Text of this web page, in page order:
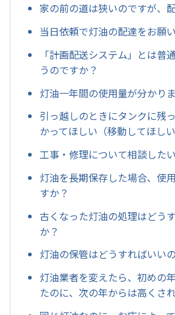
家の前の道は狭いのですが、
当日依頼で灯油の配達をお願
「計画配送システム」とは普
うのですか？
灯油一年間の使用量が分かり
引っ越しのときにタンクに残
かってほしい（移動してほしい
工事・修理について相談したい
灯油を長期保存した場合、使
すか？
古くなった灯油の処理はどう
か？
灯油の保管はどうすればいい
灯油業者を変えたら、初めの
たのに、次の年からは高くされ